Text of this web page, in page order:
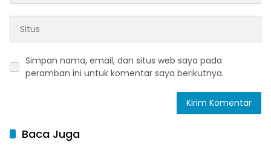
Simpan nama, email, dan situs web saya pada
peramban ini untuk komentar saya berikutnya.
Baca Juga